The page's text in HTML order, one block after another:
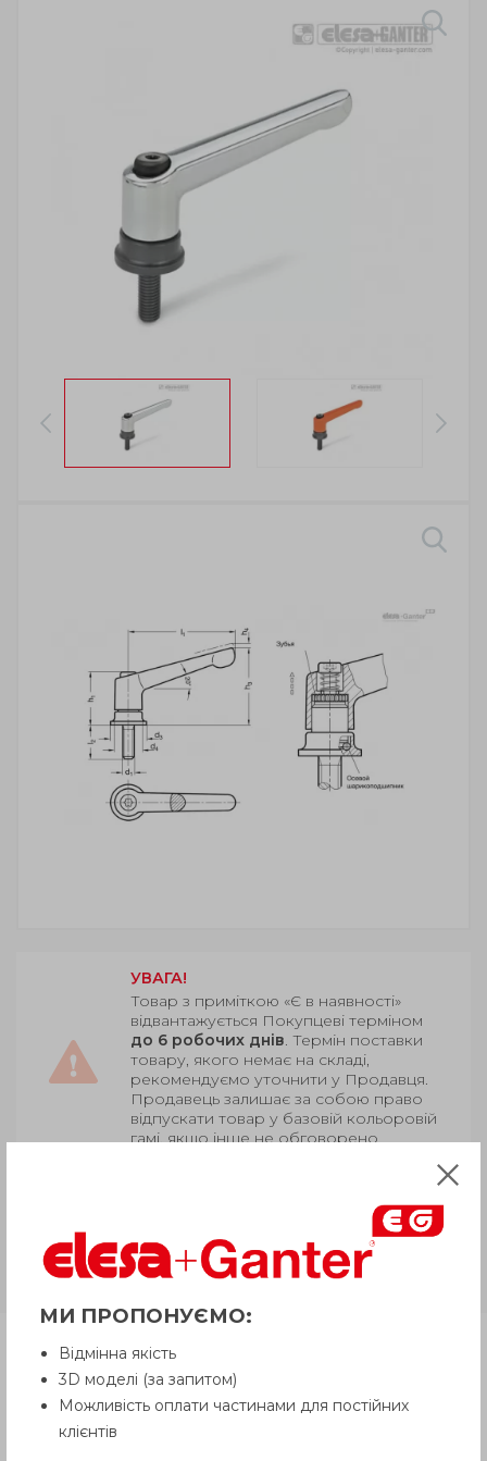
УВАГА!
Товар з приміткою «Є в наявності»
відвантажується Покупцеві терміном
до 6 робочих днів. Термін поставки
товару, якого немає на складі,
рекомендуємо уточнити у Продавця.
Продавець залишає за собою право
відпускати товар у базовій кольоровій
гамі, якщо інше не обговорено
GN 300.4Цинк, різнокольорове
пластикове покриття, осьовий
підшипник, сталева шпилька
Продукція
Опис
МИ ПРОПОНУЄМО:
Відмінна якість
3D моделі (за запитом)
Можливість оплати частинами для постійних
клієнтів